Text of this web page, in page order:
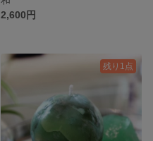
2,600円
残り1点